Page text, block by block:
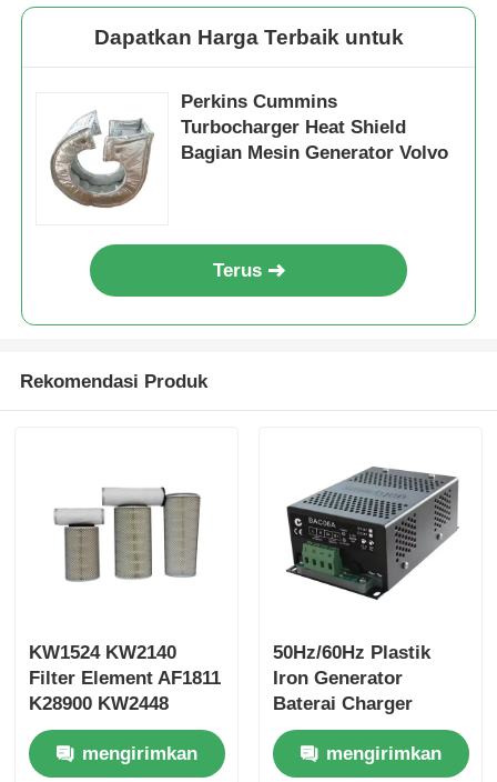
Dapatkan Harga Terbaik untuk
Perkins Cummins
Turbocharger Heat Shield
Bagian Mesin Generator Volvo
Terus
Rekomendasi Produk
KW1524 KW2140
Filter Element AF1811
K28900 KW2448
AA2960 AA90139
mengirimkan
50Hz/60Hz Plastik
Iron Generator
Baterai Charger
Untuk Standby
Generatormengirimkan